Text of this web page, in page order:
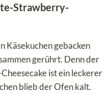
Strawberry-
Käsekuchen gebacken
gerührt. Denn der
ist ein leckerer
blieb der Ofen kalt.